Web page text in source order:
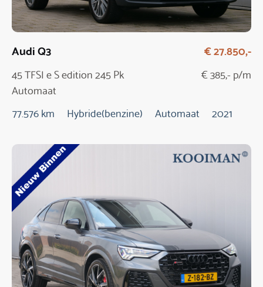
Audi Q3
45 TFSI e S edition 245 Pk
Automaat
€ 27.850,-
€ 385,- p/m
77.576 km Hybride(benzine) Automaat 2021